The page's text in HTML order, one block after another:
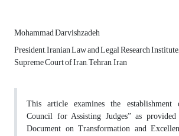
Mohammad Darvishzadeh
President, Iranian Law and Legal Research
Supreme Court of Iran, Tehran, Iran
This article examines the
Council for Assisting Judges” as
Document on Transformation and